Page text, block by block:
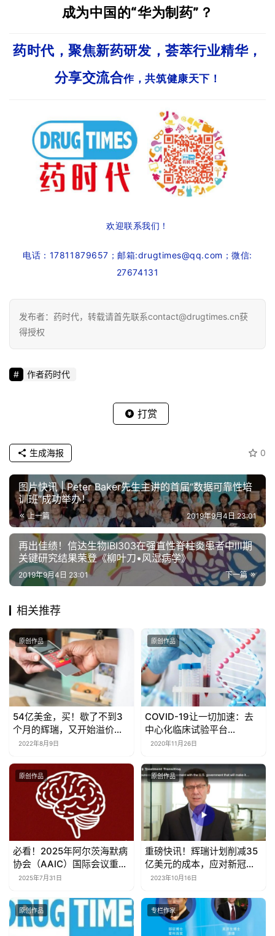
成为中国的“华为制药”？
药时代 ，聚焦新药研发，荟萃行业精华，
分享交流合作，共筑健康天下！
欢迎联系我们！
电话：17811879657；邮箱:drugtimes@qq.com；微信:
27674131
发布者：药时代，转载请首先联系contact@drugtimes.cn获
得授权
作者药时代
打赏
0
生成海报
图片快讯 | Peter Baker先生主讲的首届“数据可靠性培
训班”成功举办！
上一篇 2019年9月4日 23:01
再出佳绩！信达生物IBI303在强直性脊柱炎患者中Ⅲ期
关键研究结果荣登《柳叶刀•风湿病学》
下一篇
2019年9月4日 23:01
相关推荐
原创作品
54亿美金，买！歇了不到3
个月的辉瑞，又开始溢价收
购了…
2022年8月9日
原创作品
COVID-19让一切加速：去
中心化临床试验平台
Medable达成今年第二笔融
2020年11月26日
原创作品
必看！2025年阿尔茨海默病
协会（AAIC）国际会议重磅
盘点
2025年7月31日
原创作品
重磅快讯！辉瑞计划削减35
亿美元的成本，应对新冠产
品销量的持续下滑
2023年10月16日
原创作品 专栏作家